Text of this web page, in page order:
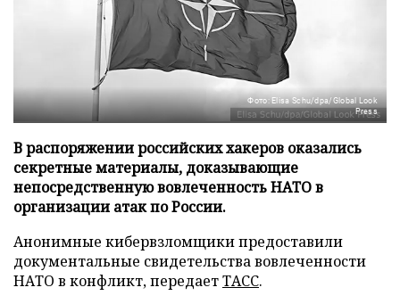
Фото: Elisa Schu/dpa/Global Look
Press
В распоряжении российских хакеров оказались
секретные материалы, доказывающие
непосредственную вовлеченность НАТО в
организации атак по России.
Анонимные кибервзломщики предоставили
документальные свидетельства вовлеченности
НАТО в конфликт, передаетТАСС.